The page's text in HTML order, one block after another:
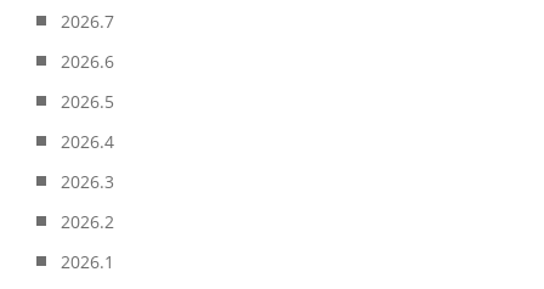
2026.7
2026.6
2026.5
2026.4
2026.3
2026.2
2026.1